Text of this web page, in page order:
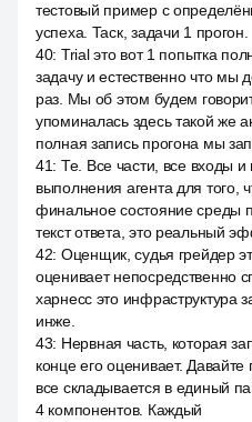
тестовый пример с
успеха. Таск, задачи 1 прогон.
40: Trial это вот 1 попытка
задачу и естественно что мы
раз. Мы об этом будем
упоминалась здесь такой же
полная запись прогона мы
41: Те. Все части, все входы
выполнения агента для того,
финальное состояние среды
текст ответа, это реальный
42: Оценщик, судья грейдер
оценивает непосредственно
харнесс это инфраструктура
инже.
43: Нервная часть, которая
конце его оценивает.
все складывается в единый
4 компонентов. Каждый